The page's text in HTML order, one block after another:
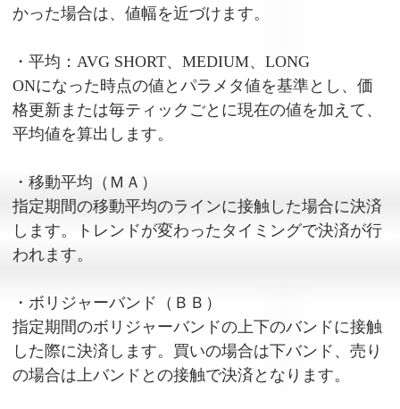
かった場合は、値幅を近づけます。
・平均：AVG SHORT、MEDIUM、LONG
ONになった時点の値とパラメタ値を基準とし、価
格更新または毎ティックごとに現在の値を加えて、
平均値を算出します。
・移動平均（ＭＡ）
指定期間の移動平均のラインに接触した場合に決済
します。トレンドが変わったタイミングで決済が行
われます。
・ボリジャーバンド（ＢＢ）
指定期間のボリジャーバンドの上下のバンドに接触
した際に決済します。買いの場合は下バンド、売り
の場合は上バンドとの接触で決済となります。